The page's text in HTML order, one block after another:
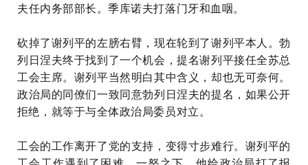
夫任内务部部长。季库诺夫打落门牙和血咽。
砍掉了谢列平的左膀右臂，现在轮到了谢列平本人。勃
列日涅夫终于找到了一个机会，提名谢列平接任全苏总
工会主席。谢列平当然明白其中含义，却也无可奈何。
政治局的同僚们一致同意勃列日涅夫的提名，如果公开
拒绝，就等于与全体政治局委员对立。
工会的工作离开了党的支持，变得寸步难行。谢列平的